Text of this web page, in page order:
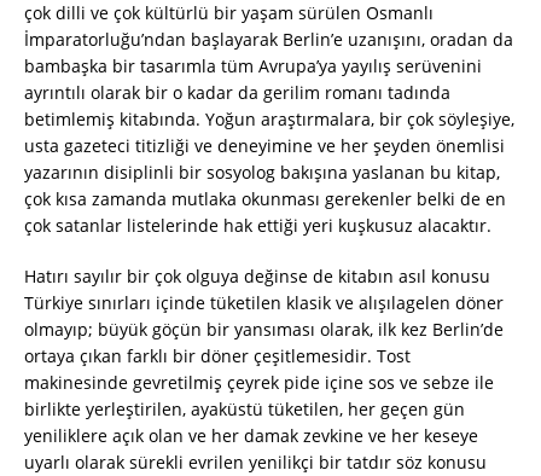
çok dilli ve çok kültürlü bir yaşam sürülen Osmanlı
İmparatorluğu’ndan başlayarak Berlin’e uzanışını, oradan da
bambaşka bir tasarımla tüm Avrupa’ya yayılış serüvenini
ayrıntılı olarak bir o kadar da gerilim romanı tadında
betimlemiş kitabında. Yoğun araştırmalara, bir çok söyleşiye,
usta gazeteci titizliği ve deneyimine ve her şeyden önemlisi
yazarının disiplinli bir sosyolog bakışına yaslanan bu kitap,
çok kısa zamanda mutlaka okunması gerekenler belki de en
çok satanlar listelerinde hak ettiği yeri kuşkusuz alacaktır.
Hatırı sayılır bir çok olguya değinse de kitabın asıl konusu
Türkiye sınırları içinde tüketilen klasik ve alışılagelen döner
olmayıp; büyük göçün bir yansıması olarak, ilk kez Berlin’de
ortaya çıkan farklı bir döner çeşitlemesidir. Tost
makinesinde gevretilmiş çeyrek pide içine sos ve sebze ile
birlikte yerleştirilen, ayaküstü tüketilen, her geçen gün
yeniliklere açık olan ve her damak zevkine ve her keseye
uyarlı olarak sürekli evrilen yenilikçi bir tatdır söz konusu